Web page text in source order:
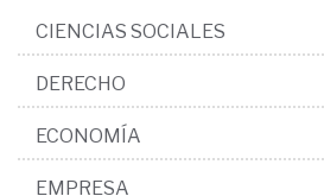
CIENCIAS SOCIALES
DERECHO
ECONOMÍA
EMPRESA